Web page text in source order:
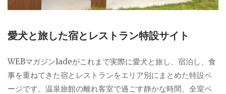
愛犬と旅した宿とレストラン特設サイト
WEBマガジンladeがこれまで実際に愛犬と旅し、宿泊し、食
事を重ねてきた宿とレストランをエリア別にまとめた特設ペ
ージです。温泉旅館の離れ客室で過ごす静かな時間、全室ペ